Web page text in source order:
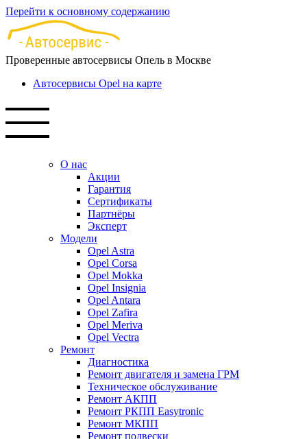
Перейти к основному содержанию
Проверенные автосервисы Опель в Москве
Автосервисы Opel на карте
О нас
Акции
Гарантия
Сертификаты
Партнёры
Эксперт
Модели
Opel Astra
Opel Corsa
Opel Mokka
Opel Insignia
Opel Antara
Opel Zafira
Opel Meriva
Opel Vectra
Ремонт
Диагностика
Ремонт двигателя и замена ГРМ
Техническое обслуживание
Ремонт АКПП
Ремонт РКПП Easytronic
Ремонт МКПП
Ремонт подвески